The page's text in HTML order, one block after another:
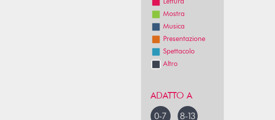
Lettura
Mostra
Musica
Presentazione
Spettacolo
Altro
ADATTO A